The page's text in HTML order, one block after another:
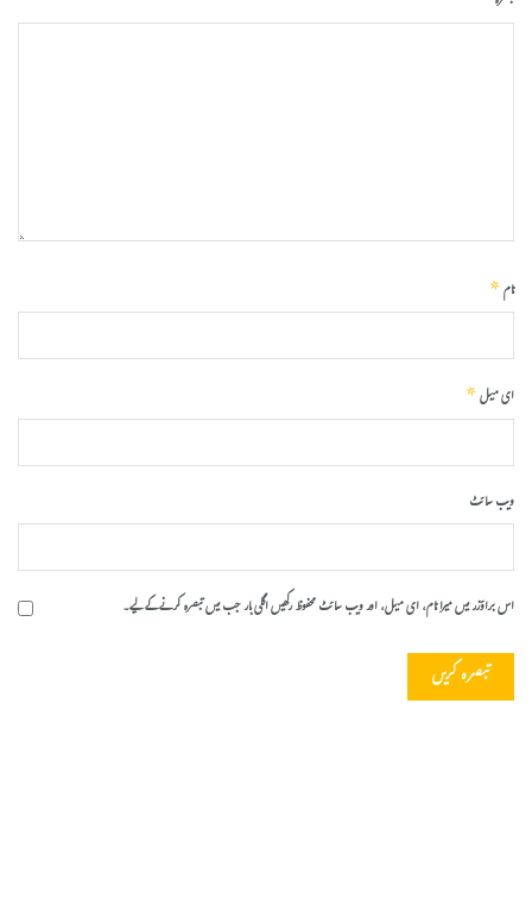
نام*
ای میل*
ویب‌ سائٹ
اس براؤزر میں میرا نام، ای میل، اور ویب سائٹ محفوظ رکھیں اگلی بار جب میں تبصرہ کرنے کےلیے۔